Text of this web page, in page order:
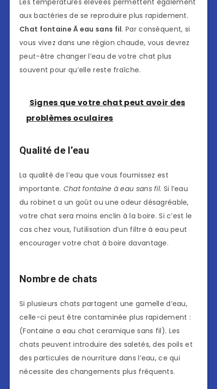
Les températures élevées permettent également
aux bactéries de se reproduire plus rapidement.
Chat fontaine Ã eau sans fil. Par conséquent, si
vous vivez dans une région chaude, vous devrez
peut-être changer l’eau de votre chat plus
souvent pour qu’elle reste fraîche.
Signes que votre chat peut avoir des
problèmes oculaires
Qualité de l’eau
La qualité de l’eau que vous fournissez est
importante. Chat fontaine à eau sans fil. Si l’eau
du robinet a un goût ou une odeur désagréable,
votre chat sera moins enclin à la boire. Si c’est le
cas chez vous, l’utilisation d’un filtre à eau peut
encourager votre chat à boire davantage.
Nombre de chats
Si plusieurs chats partagent une gamelle d’eau,
celle-ci peut être contaminée plus rapidement :
(Fontaine a eau chat ceramique sans fil). Les
chats peuvent introduire des saletés, des poils et
des particules de nourriture dans l’eau, ce qui
nécessite des changements plus fréquents.